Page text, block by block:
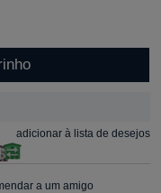
adicionar à lista de desejos
a um amigo